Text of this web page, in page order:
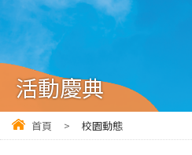
活動慶典
首頁 > 校園動態